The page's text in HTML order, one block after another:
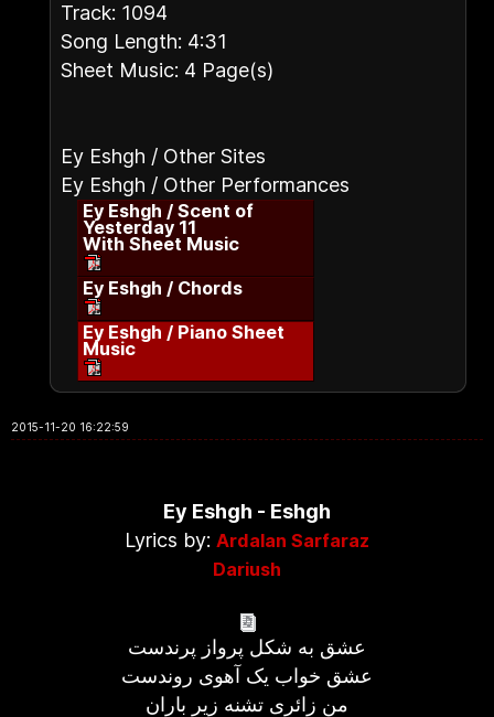
Track: 1094
Song Length: 4:31
Sheet Music: 4 Page(s)
Ey Eshgh / Other Sites
Ey Eshgh / Other Performances
Ey Eshgh / Scent of
Yesterday 11
With Sheet Music
Ey Eshgh / Chords
Ey Eshgh / Piano Sheet
Music
2015-11-20 16:22:59
Ey Eshgh - Eshgh
Lyrics by: Ardalan Sarfaraz
Dariush
عشق به شکل پرواز پرندست
عشق خواب یک آهوی روندست
من زائری تشنه زیر باران